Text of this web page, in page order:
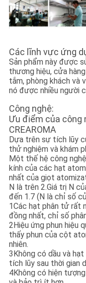
Các lĩnh vực ứng
Sản phẩm này được
thương hiệu, cửa
tắm, phòng khách và
nó được nhiều người
Công nghệ:
Ưu điểm của công
CREAROMA
Dựa trên sự tích lũy
thử nghiệm và khám
Một thế hệ công
kính của các hạt
nhất của giọt
N là trên 2.Giá trị N
đến 1.7 (N là chỉ số
1Các hạt phân tử rất
đồng nhất, chỉ số
2Hiệu ứng phun hiệu
thấy phun của cột
nhiên.
3Không có dầu và
tích lũy sau thời gian
4Không có hiện